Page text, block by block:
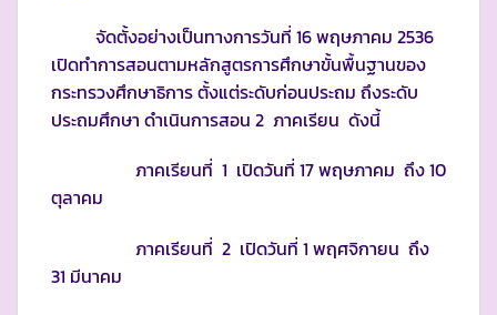
จัดตั้งอย่างเป็นทางการวันที่ 16 พฤษภาคม 2536
เปิดทำการสอนตามหลักสูตรการศึกษาขั้นพื้นฐานของ
กระทรวงศึกษาธิการ ตั้งแต่ระดับก่อนประถม ถึงระดับ
ประถมศึกษา ดำเนินการสอน 2 ภาคเรียน ดังนี้
ภาคเรียนที่ 1 เปิดวันที่ 17 พฤษภาคม ถึง 10
ตุลาคม
ภาคเรียนที่ 2 เปิดวันที่ 1 พฤศจิกายน ถึง
31 มีนาคม